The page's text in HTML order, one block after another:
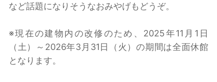
など話題になりそうなおみやげもどうぞ。
※現在の建物内の改修のため、2025年11月1日
（土）～2026年3月31日（火）の期間は全面休館
となります。